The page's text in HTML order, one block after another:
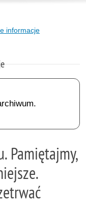
informacje
Pamiętajmy,